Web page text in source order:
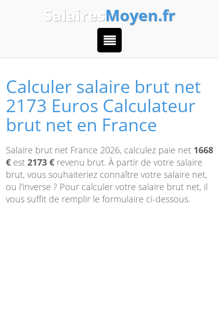
SalairesMoyen.fr
Calculer salaire brut net
2173 Euros Calculateur
brut net en France
Salaire brut net France 2026, calculez paie net 1668
€ est 2173 € revenu brut. À partir de votre salaire
brut, vous souhaiteriez connaître votre salaire net,
ou l'inverse ? Pour calculer votre salaire brut net, il
vous suffit de remplir le formulaire ci-dessous.